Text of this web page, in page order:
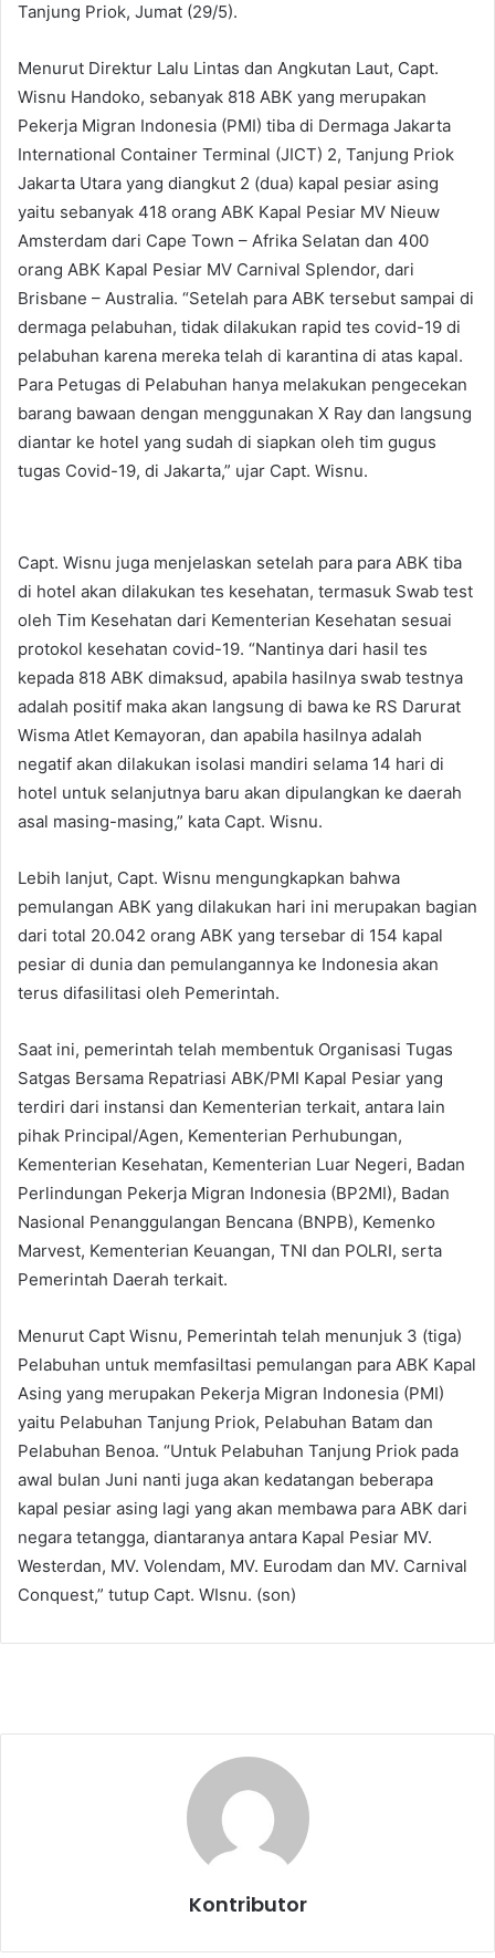
Tanjung Priok, Jumat (29/5).
Menurut Direktur Lalu Lintas dan Angkutan Laut, Capt.
Wisnu Handoko, sebanyak 818 ABK yang merupakan
Pekerja Migran Indonesia (PMI) tiba di Dermaga Jakarta
International Container Terminal (JICT) 2, Tanjung Priok
Jakarta Utara yang diangkut 2 (dua) kapal pesiar asing
yaitu sebanyak 418 orang ABK Kapal Pesiar MV Nieuw
Amsterdam dari Cape Town – Afrika Selatan dan 400
orang ABK Kapal Pesiar MV Carnival Splendor, dari
Brisbane – Australia. “Setelah para ABK tersebut sampai di
dermaga pelabuhan, tidak dilakukan rapid tes covid-19 di
pelabuhan karena mereka telah di karantina di atas kapal.
Para Petugas di Pelabuhan hanya melakukan pengecekan
barang bawaan dengan menggunakan X Ray dan langsung
diantar ke hotel yang sudah di siapkan oleh tim gugus
tugas Covid-19, di Jakarta,” ujar Capt. Wisnu.
Capt. Wisnu juga menjelaskan setelah para para ABK tiba
di hotel akan dilakukan tes kesehatan, termasuk Swab test
oleh Tim Kesehatan dari Kementerian Kesehatan sesuai
protokol kesehatan covid-19. “Nantinya dari hasil tes
kepada 818 ABK dimaksud, apabila hasilnya swab testnya
adalah positif maka akan langsung di bawa ke RS Darurat
Wisma Atlet Kemayoran, dan apabila hasilnya adalah
negatif akan dilakukan isolasi mandiri selama 14 hari di
hotel untuk selanjutnya baru akan dipulangkan ke daerah
asal masing-masing,” kata Capt. Wisnu.
Lebih lanjut, Capt. Wisnu mengungkapkan bahwa
pemulangan ABK yang dilakukan hari ini merupakan bagian
dari total 20.042 orang ABK yang tersebar di 154 kapal
pesiar di dunia dan pemulangannya ke Indonesia akan
terus difasilitasi oleh Pemerintah.
Saat ini, pemerintah telah membentuk Organisasi Tugas
Satgas Bersama Repatriasi ABK/PMI Kapal Pesiar yang
terdiri dari instansi dan Kementerian terkait, antara lain
pihak Principal/Agen, Kementerian Perhubungan,
Kementerian Kesehatan, Kementerian Luar Negeri, Badan
Perlindungan Pekerja Migran Indonesia (BP2MI), Badan
Nasional Penanggulangan Bencana (BNPB), Kemenko
Marvest, Kementerian Keuangan, TNI dan POLRI, serta
Pemerintah Daerah terkait.
Menurut Capt Wisnu, Pemerintah telah menunjuk 3 (tiga)
Pelabuhan untuk memfasiltasi pemulangan para ABK Kapal
Asing yang merupakan Pekerja Migran Indonesia (PMI)
yaitu Pelabuhan Tanjung Priok, Pelabuhan Batam dan
Pelabuhan Benoa. “Untuk Pelabuhan Tanjung Priok pada
awal bulan Juni nanti juga akan kedatangan beberapa
kapal pesiar asing lagi yang akan membawa para ABK dari
negara tetangga, diantaranya antara Kapal Pesiar MV.
Westerdan, MV. Volendam, MV. Eurodam dan MV. Carnival
Conquest,” tutup Capt. WIsnu. (son)
Kontributor